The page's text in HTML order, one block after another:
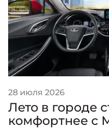
28 июля 2026
Лето в городе
комфортнее с